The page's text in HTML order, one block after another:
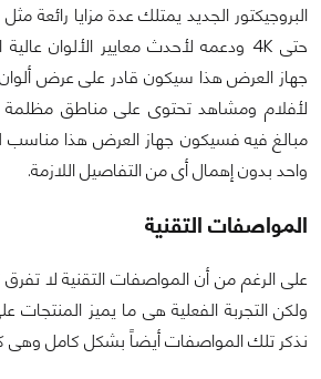
البروجيكتور الجديد يمتلك عدة مزايا رائعة
جهاز العرض هذا سيكون قادر على عرض
لأفلام ومشاهد تحتوى على مناطق
مبالغ فيه فسيكون جهاز العرض هذا
واحد بدون إهمال أى من التفاصيل اللازمة.
المواصفات التقنية
على الرغم من أن المواصفات التقنية لا تفرق
ولكن التجربة الفعلية هى ما يميز المنتجات
نذكر تلك المواصفات أيضاً بشكل كامل وهى